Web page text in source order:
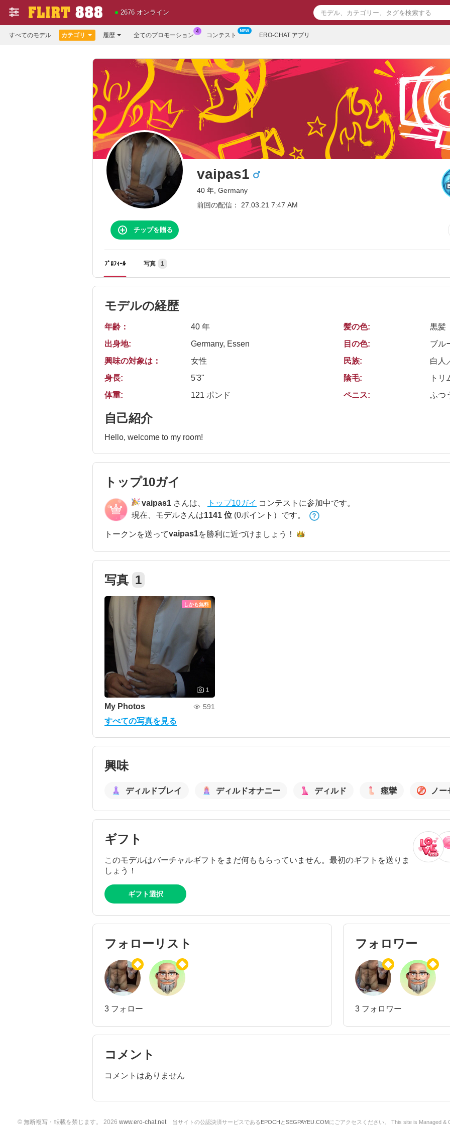
2676 オンライン
すべてのモデル カテゴリ 履歴 全てのプロモーション コンテスト ERO-CHAT アプリ
vaipas1
40 年, Germany
前回の配信： 27.03.21 7:47 AM
チップを贈る
ﾌﾟﾛﾌｨｰﾙ 写真 1
モデルの経歴
年齢：
40 年
出身地:
Germany, Essen
興味の対象は：
女性
身長:
5'3"
体重:
121 ポンド
髪の色:
黒髪
目の色:
ブル
民族:
白人
陰毛:
トリ
ペニス:
ふつ
自己紹介
Hello, welcome to my room!
トップ10ガイ
vaipas1 さんは、 トップ10ガイ コンテストに参加中です。
現在、モデルさんは1141 位 (0ポイント）です。
トークンを送ってvaipas1を勝利に近づけま しょう！
写真 1
しかも無料
1
My Photos 591
すべての写真を見る
興味
ディルドプレイ ディルドオナニー ディルド 痙攣 ノー
ギフト
このモデルはバーチャルギフトをまだ何ももらっていません。最初のギフトを送りま
しょう！
ギフト選択
フォローリスト
3 フォロー
フォロワー
3 フォロワー
コメント
コメントはありません
© 無断複写・転載を禁じます。 2026 www.ero-chat.net 当サイトの公認決済サービスであるEPOCH とSEGPAYEU.COMにごアクセスください。 This site is Managed &